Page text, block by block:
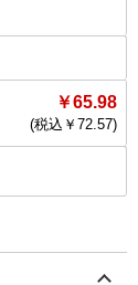
￥65.98
(税込￥ 72.57)